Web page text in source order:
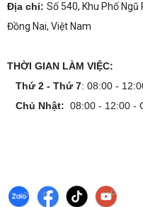
Địa chỉ: Số 540, Khu Phố
Đồng Nai, Việt Nam
THỜI GIAN LÀM VIỆC:
Thứ 2 - Thứ 7: 08:00 -
Chủ Nhật: 08:00 - 12:00 -